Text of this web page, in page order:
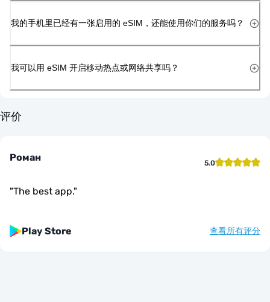
我的手机里已经有一张启用的 eSIM，还能使用你们的服务吗？
我可以用 eSIM 开启移动热点或网络共享吗？
评价
Роман 5.0
"The best app."
Play Store 查看所有评分